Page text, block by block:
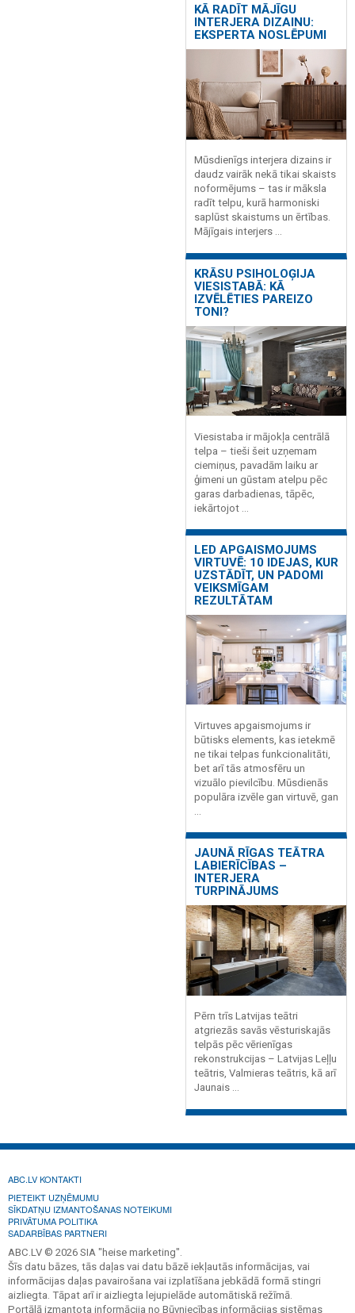
KĀ RADĪT MĀJĪGU
INTERJERA DIZAINU:
EKSPERTA NOSLĒPUMI
Mūsdienīgs interjera dizains ir
daudz vairāk nekā tikai skaists
noformējums – tas ir māksla
radīt telpu, kurā harmoniski
saplūst skaistums un ērtības.
Mājīgais interjers ...
KRĀSU PSIHOLOĢIJA
VIESISTABĀ: KĀ
IZVĒLĒTIES PAREIZO
TONI?
Viesistaba ir mājokļa centrālā
telpa – tieši šeit uzņemam
ciemiņus, pavadām laiku ar
ģimeni un gūstam atelpu pēc
garas darbadienas, tāpēc,
iekārtojot ...
LED APGAISMOJUMS
VIRTUVĒ: 10 IDEJAS, KUR
UZSTĀDĪT, UN PADOMI
VEIKSMĪGAM
REZULTĀTAM
Virtuves apgaismojums ir
būtisks elements, kas ietekmē
ne tikai telpas funkcionalitāti,
bet arī tās atmosfēru un
vizuālo pievilcību. Mūsdienās
populāra izvēle gan virtuvē, gan
JAUNĀ RĪGAS TEĀTRA
LABIERĪCĪBAS –
INTERJERA
TURPINĀJUMS
Pērn trīs Latvijas teātri
atgriezās savās vēsturiskajās
telpās pēc vērienīgas
rekonstrukcijas – Latvijas Leļļu
teātris, Valmieras teātris, kā arī
Jaunais ...
ABC.LV KONTAKTI
PIETEIKT UZŅĒMUMU
SĪKDATŅU IZMANTOŠANAS NOTEIKUMI
PRIVĀTUMA POLITIKA
SADARBĪBAS PARTNERI
ABC.LV © 2026 SIA "heise marketing".
Šīs datu bāzes, tās daļas vai datu bāzē iekļautās informācijas, vai
informācijas daļas pavairošana vai izplatīšana jebkādā formā stingri
aizliegta. Tāpat arī ir aizliegta lejupielāde automātiskā režīmā.
Portālā izmantota informācija no Būvniecības informācijas sistēmas